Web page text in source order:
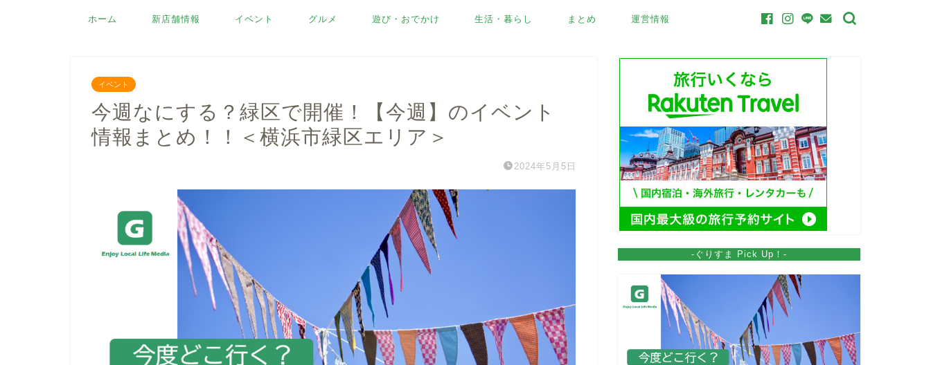
ホーム 新店舗情報 イベント グルメ 遊び・おでかけ 生活・暮らし まとめ 運営情報
イベント
今週なにする？緑区で開催！【今週】のイベント
情報まとめ！！＜横浜市緑区エリア＞
2024年5月5日
-ぐりすま Pick Up！-